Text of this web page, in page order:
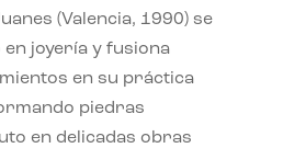
(Valencia, 1990) se
en joyería y fusiona
en su práctica
piedras
en delicadas obras